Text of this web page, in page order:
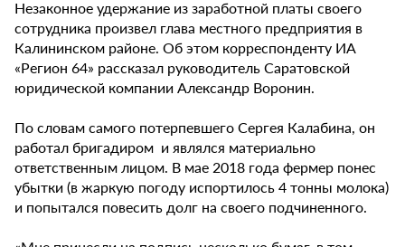
Незаконное удержание из заработной платы своего
сотрудника произвел глава местного предприятия в
Калининском районе. Об этом корреспонденту ИА
«Регион 64» рассказал руководитель Саратовской
юридической компании Александр Воронин.
По словам самого потерпевшего Сергея Калабина, он
работал бригадиром и являлся материально
ответственным лицом. В мае 2018 года фермер понес
убытки (в жаркую погоду испортилось 4 тонны молока)
и попытался повесить долг на своего подчиненного.